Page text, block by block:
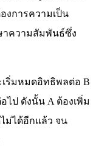
งการความเป็น
าความสัมพันธ์ซึ่ง
เริ่มหมดอิทธิพลต่อ B
ไป ดังนั้น A ต้องเพิ่ม
ม่ได้อีกแล้ว จน